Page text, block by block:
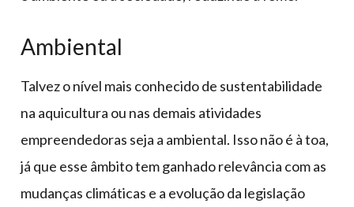
Ambiental
Talvez o nível mais conhecido de sustentabilidade
na aquicultura ou nas demais atividades
empreendedoras seja a ambiental. Isso não é à toa,
já que esse âmbito tem ganhado relevância com as
mudanças climáticas e a evolução da legislação